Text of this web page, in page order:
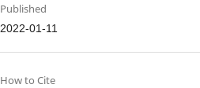
Published
2022-01-11
How to Cite